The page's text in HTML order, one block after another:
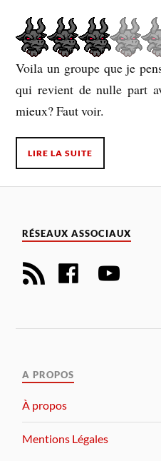
Voila un groupe que je
qui revient de nulle part
mieux? Faut voir.
LIRE LA SUITE
RÉSEAUX ASSOCIAUX
A PROPOS
À propos
Mentions Légales